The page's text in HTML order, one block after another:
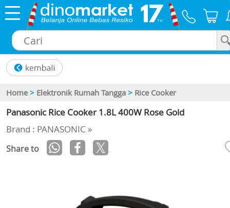
Home > Elektronik Rumah Tangga > Rice Cooker
Panasonic Rice Cooker 1.8L 400W Rose Gold
Brand : PANASONIC »
Share to